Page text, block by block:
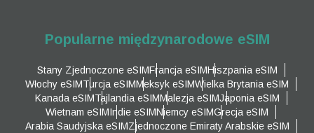
Popularne międzynarodowe eSIM
Stany Zjednoczone eSIMFrancja eSIMHiszpania eSIM
Włochy eSIMTurcja eSIMMeksyk eSIMWielka Brytania eSIM
Kanada eSIMTajlandia eSIMMalezja eSIMJaponia eSIM
Wietnam eSIMIndie eSIMNiemcy eSIMGrecja eSIM
Arabia Saudyjska eSIMZjednoczone Emiraty Arabskie eSIM